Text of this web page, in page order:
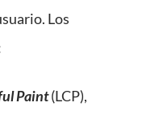
Los
Paint(LCP),